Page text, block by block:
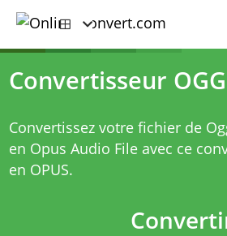
Convertisseur
Convertissez votre fichier de
en Opus Audio File avec ce
en OPUS.